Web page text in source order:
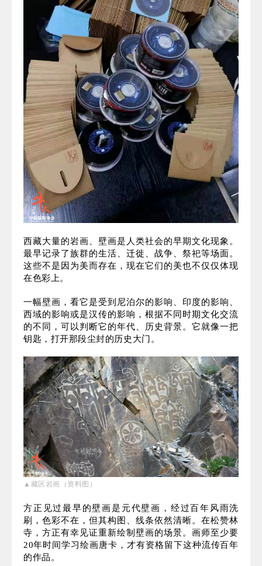
好声音很多，能配得上“灵魂”二字的，却不多。
方正也有找寻到几位老人，想过把大家凑在一起，但
随着老人家岁数越来越大，他现在不再执拗于演唱会
这种形式，把声音记录下来是最重要的。
西藏大量的岩画、壁画是人类社会的早期文化现象。
最早记录了族群的生活、迁徙、战争、祭祀等场面。
这些不是因为美而存在，现在它们的美也不仅仅体现
在色彩上。
一幅壁画，看它是受到尼泊尔的影响、印度的影响、
西域的影响或是汉传的影响，根据不同时期文化交流
的不同，可以判断它的年代、历史背景。它就像一把
钥匙，打开那段尘封的历史大门。